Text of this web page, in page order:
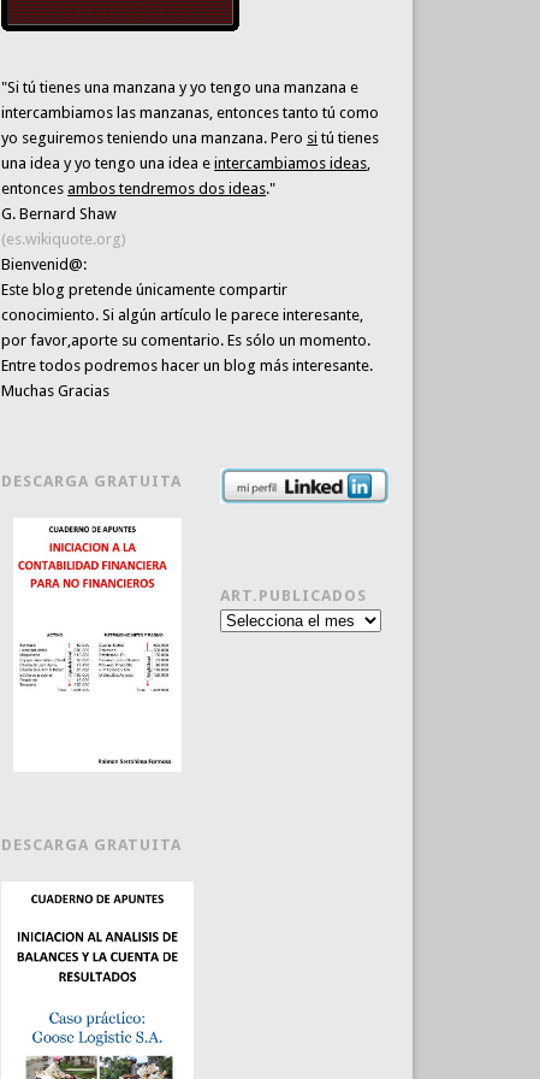
"Si tú tienes una manzana y yo tengo una manzana e
intercambiamos las manzanas, entonces tanto tú como
yo seguiremos teniendo una manzana. Pero si tú tienes
una idea y yo tengo una idea eintercambiamos ideas,
entoncesambos tendremos dos ideas."
G. Bernard Shaw
(es.wikiquote.org)
Bienvenid@:
Este blog pretende únicamentecompartir
conocimiento. Si algún artículo le parece interesante,
por favor,aporte su comentario. Es sólo un momento.
Entre todos podremos hacer un blog más interesante.
Muchas Gracias
DESCARGA GRATUITA
DESCARGA GRATUITA
ART.PUBLICADOS
Art.publicados